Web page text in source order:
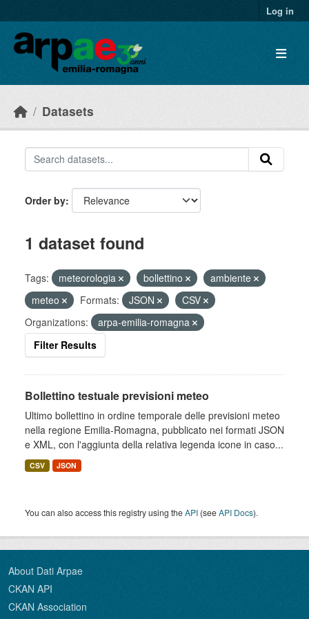
Log in
Datasets
Order by
1 dataset found
Tags: meteorologia bollettino
ambiente
meteo
Formats: JSON
CSV
Organizations:
arpa-emilia-romagna
Filter Results
Bollettino testuale previsioni meteo
Ultimo bollettino in ordine temporale delle previsioni meteo
nella regione Emilia-Romagna, pubblicato nei formati JSON
e XML, con l'aggiunta della relativa legenda icone in caso...
CSV JSON
You can also access this registry using theAPI (seeAPI Docs).
About Dati Arpae
CKAN API
CKAN Association